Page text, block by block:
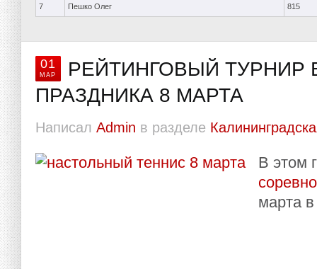
7 Пешко Олег 815
01
МАР
РЕЙТИНГОВЫЙ ТУРНИР
ПРАЗДНИКА 8 МАРТА
Написал Admin в разделе
В этом
марта